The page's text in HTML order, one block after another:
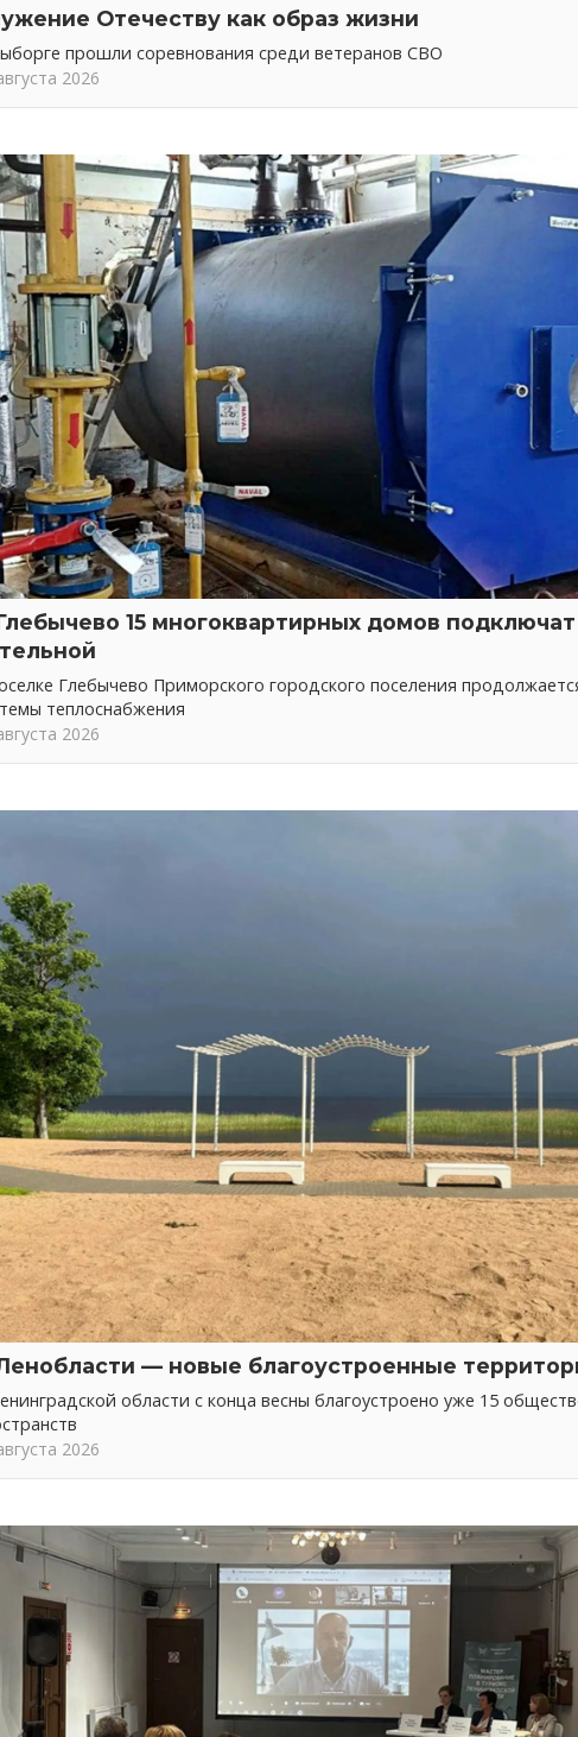
Отечеству как образ жизни
прошли соревнования среди ветеранов СВО
2026
15 многоквартирных домов подключат
Глебычево Приморского городского поселения
теплоснабжения
2026
— новые благоустроенные
области с конца весны благоустроено уже 15
2026